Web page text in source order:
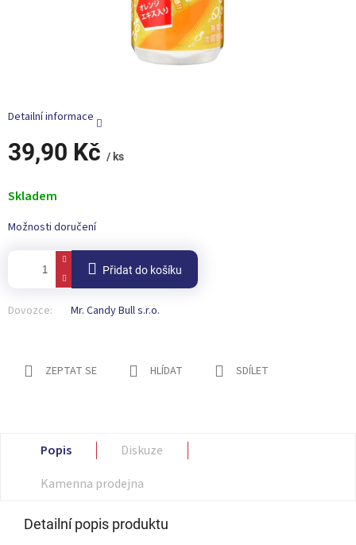
39,90 Kč / ks
cena:
Skladem
Možnosti doručení
Přidat do košíku
Dovozce: Mr. Candy Bull s.r.o.
Detailní informace
ZEPTAT SE HLÍDAT SDÍLET
Popis
Diskuze
Kamenna prodejna
Detailní popis produktu